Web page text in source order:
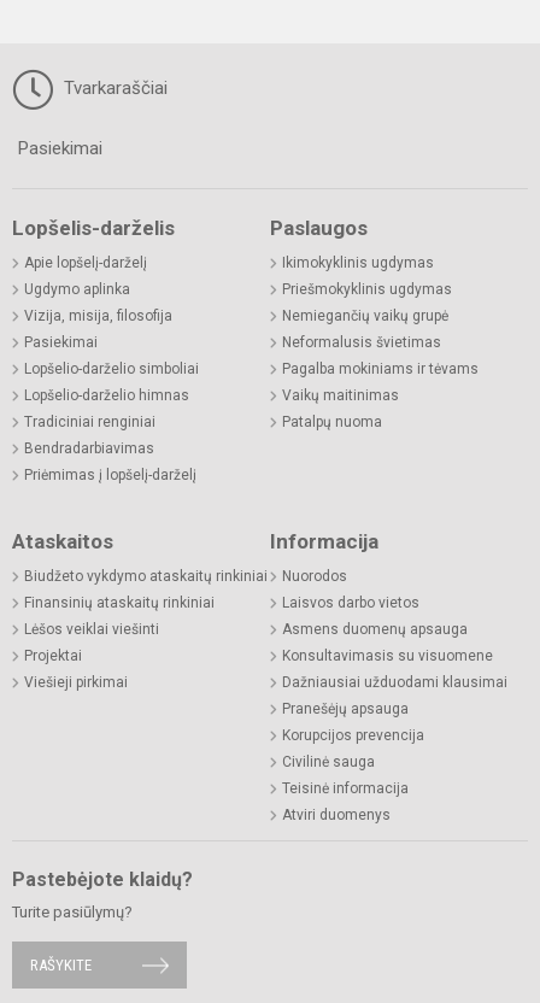
Tvarkaraščiai
Pasiekimai
Lopšelis-darželis
Apie lopšelį-darželį
Ugdymo aplinka
Vizija, misija, filosofija
Pasiekimai
Lopšelio-darželio simboliai
Lopšelio-darželio himnas
Tradiciniai renginiai
Bendradarbiavimas
Priėmimas į lopšelį-darželį
Paslaugos
Ikimokyklinis ugdymas
Priešmokyklinis ugdymas
Nemiegančių vaikų grupė
Neformalusis švietimas
Pagalba mokiniams ir tėvams
Vaikų maitinimas
Patalpų nuoma
Ataskaitos
Biudžeto vykdymo ataskaitų rinkiniai
Finansinių ataskaitų rinkiniai
Lėšos veiklai viešinti
Projektai
Viešieji pirkimai
Informacija
Nuorodos
Laisvos darbo vietos
Asmens duomenų apsauga
Konsultavimasis su visuomene
Dažniausiai užduodami klausimai
Pranešėjų apsauga
Korupcijos prevencija
Civilinė sauga
Teisinė informacija
Atviri duomenys
Pastebėjote klaidų?
Turite pasiūlymų?
RAŠYKITE